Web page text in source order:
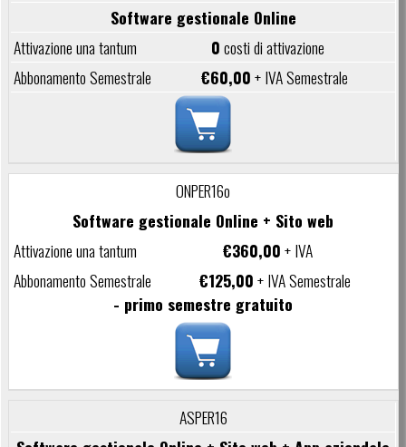
Software gestionale Online
0costi di attivazione
€60,00+ IVA Semestrale
ONPER16o
Software gestionale Online + Sito web
€360,00+ IVA
€125,00+ IVA Semestrale
- primo semestre gratuito
ASPER16